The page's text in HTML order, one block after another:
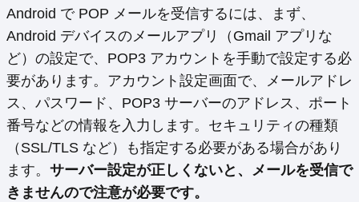
Android で POP メールを受信するには、まず、
Android デバイスのメールアプリ（Gmail アプリな
ど）の設定で、POP3 アカウントを手動で設定する必
要があります。アカウント設定画面で、メールアドレ
ス、パスワード、POP3 サーバーのアドレス、ポート
番号などの情報を入力します。セキュリティの種類
（SSL/TLS など）も指定する必要がある場合があり
ます。 サーバー設定が正しくないと、メールを受信で
きませんので注意が必要です。